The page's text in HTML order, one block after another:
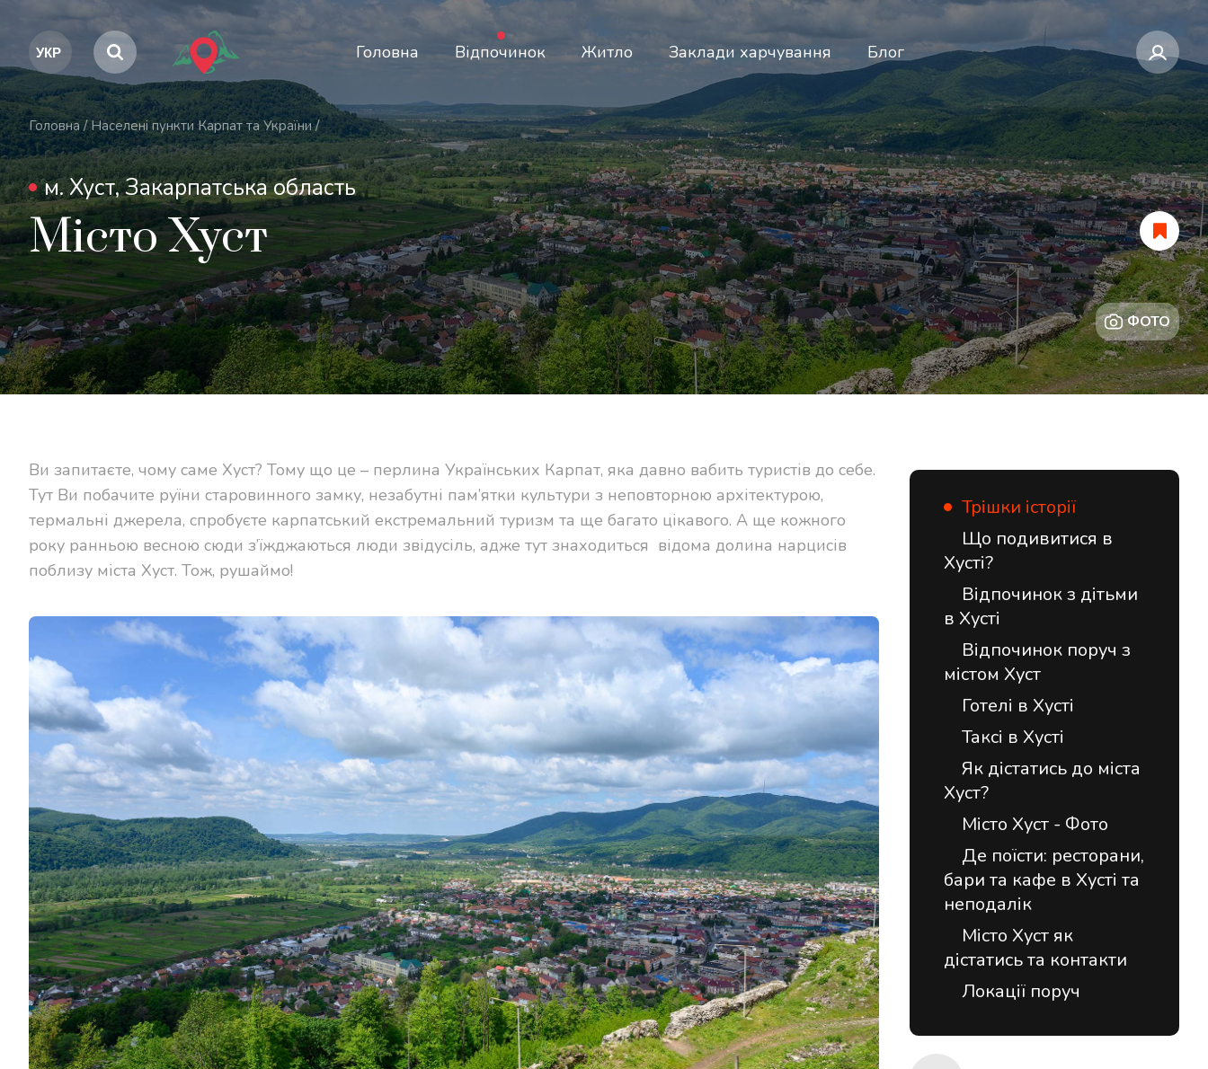
Головна Відпочинок Житло Заклади харчування Блог
Головна / Населені пункти Карпат та України /
м. Хуст, Закарпатська область
Місто Хуст
ФОТО
Ви запитаєте, чому саме Хуст? Тому що це – перлина Українських Карпат, яка давно вабить туристів до себе.
Тут Ви побачите руїни старовинного замку, незабутні пам’ятки культури з неповторною архітектурою,
термальні джерела, спробуєте карпатський екстремальний туризм та ще багато цікавого. А ще кожного
року ранньою весною сюди з’їжджаються люди звідусіль, адже тут знаходиться відома долина нарцисів
поблизу міста Хуст. Тож, рушаймо!
Трішки історії
Що подивитися в
Хусті?
Відпочинок з дітьми
в Хусті
Відпочинок поруч з
містом Хуст
Готелі в Хусті
Таксі в Хусті
Як дістатись до міста
Хуст?
Місто Хуст - Фото
Де поїсти: ресторани,
бари та кафе в Хусті та
неподалік
Місто Хуст як
дістатись та контакти
Локації поруч